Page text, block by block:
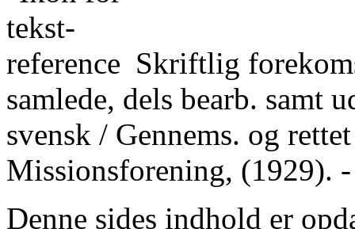
Skriftlig
samlede, dels bearb. samt
svensk / Gennems. og
Missionsforening, (1929).
Denne sides indhold er